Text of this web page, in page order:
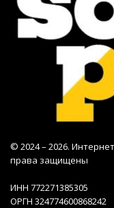
© 2024 – 2026.
права защищены
ИНН 772271385305
ОРГН 324774600868242